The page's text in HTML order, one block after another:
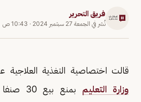
فريق التحرير
نُشر في الجمعة 27 سبتمبر 2024 · 10:43 ص
قالت اختصاصية التغذية العلاجية
وزارة التعليم
بمنع